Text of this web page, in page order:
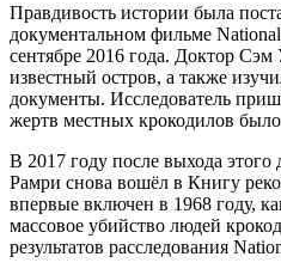
Правдивость истории была
документальном фильме
сентябре 2016 года. Доктор
известный остров, а также
документы. Исследователь
жертв местных крокодилов
В 2017 году после выхода
Рамри снова вошёл в Книгу
впервые включен в 1968 году,
массовое убийство людей
результатов расследования